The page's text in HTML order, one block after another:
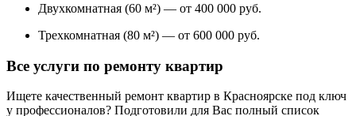
Двухкомнатная (60 м²) — от 400 000 руб.
Трехкомнатная (80 м²) — от 600 000 руб.
Все услуги по ремонту квартир
Ищете качественный ремонт квартир в Красноярске под ключ
у профессионалов? Подготовили для Вас полный список